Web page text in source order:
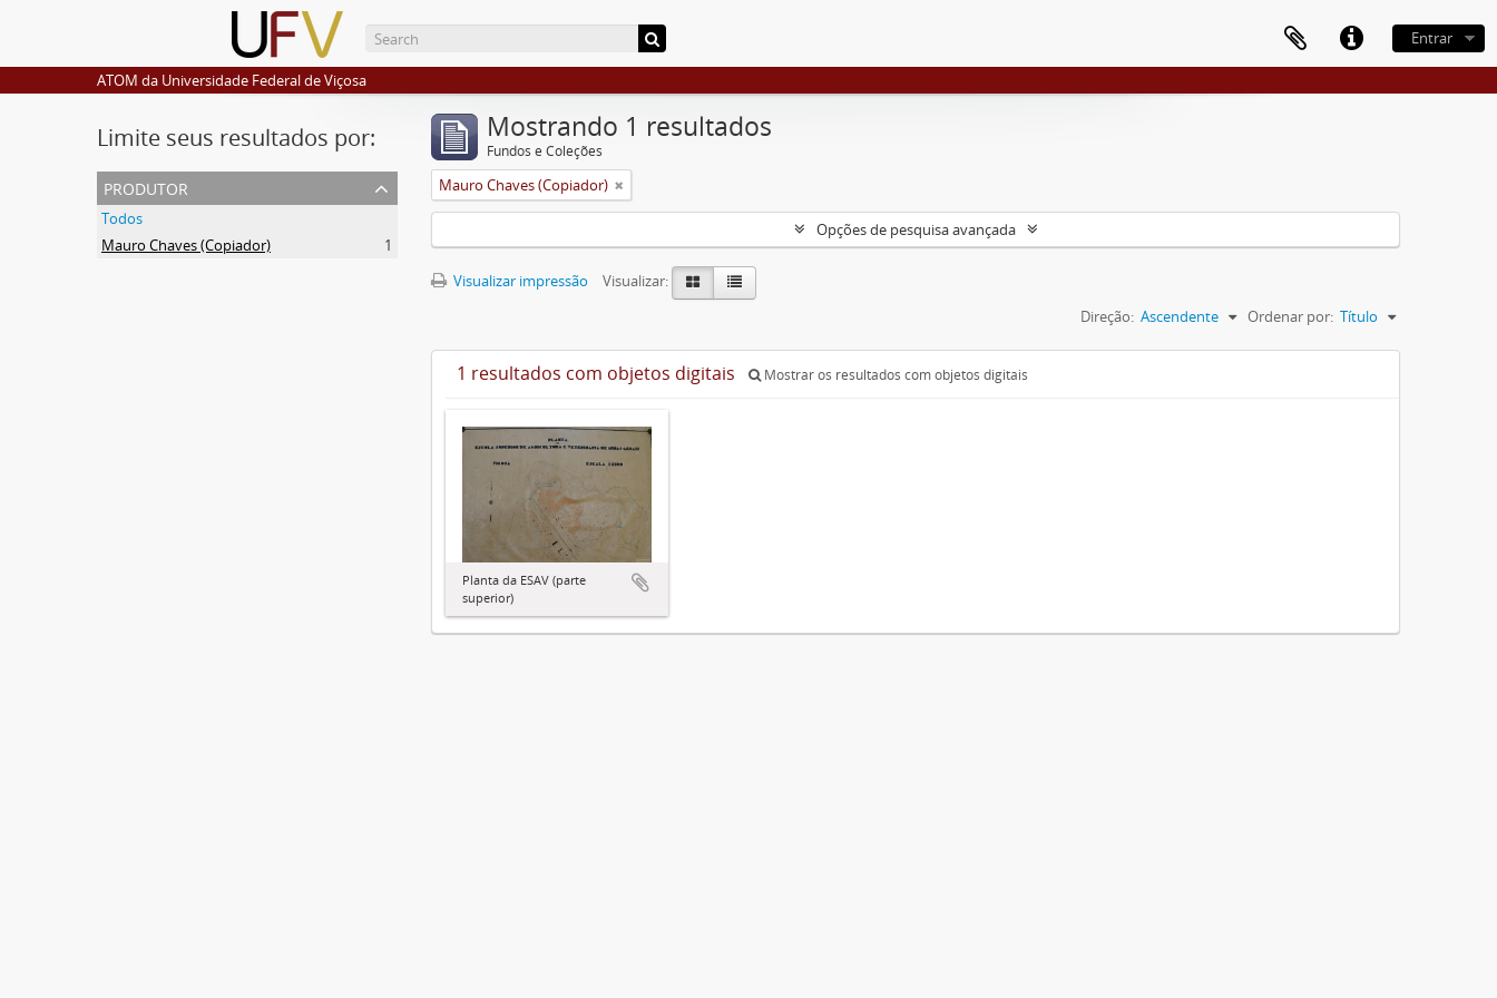
Entrar
ATOM da Universidade Federal de Viçosa
Limite seus resultados por:
produtor
Todos
Mauro Chaves (Copiador)
1
Mostrando 1 resultados
Fundos e Coleções
Mauro Chaves (Copiador)
Opções de pesquisa avançada
Visualizar impressão
Visualizar:
Ordenar por: Título
Direção: Ascendente
1 resultados com objetos digitais Mostrar os resultados com objetos digitais
Planta da ESAV (parte
superior)